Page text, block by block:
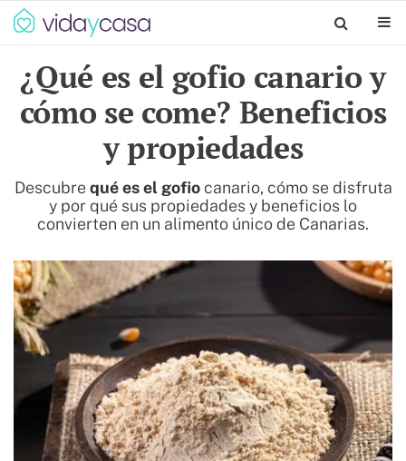
¿Qué es el gofio canario y
cómo se come? Beneficios
y propiedades
Descubre qué es el gofiocanario, cómo se disfruta
y por qué sus propiedades y beneficios lo
convierten en un alimento único de Canarias.